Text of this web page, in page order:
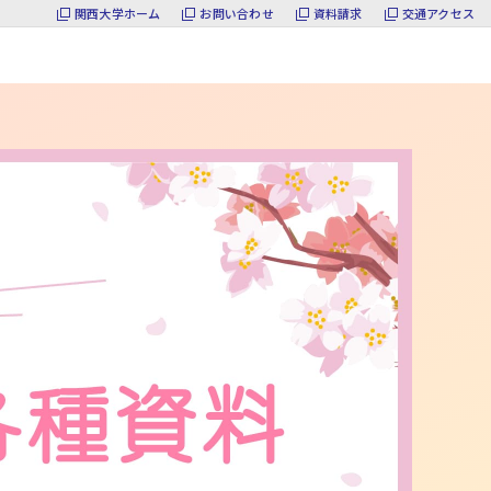
関西大学ホーム お問い合わせ 資料請求 交通アクセス